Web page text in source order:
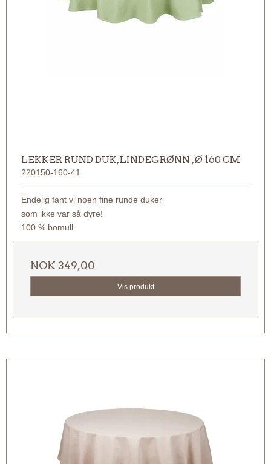
LEKKER RUND DUK, LINDEGRØNN , Ø 160 CM
220150-160-41
Endelig fant vi noen fine runde duker
som ikke var så dyre!
100 % bomull.
NOK 349,00
Vis produkt